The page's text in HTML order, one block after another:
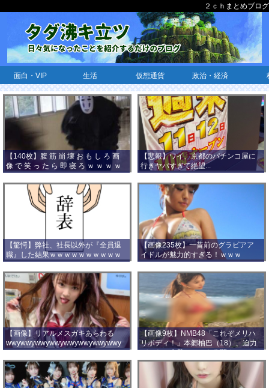
２ｃｈまとめブログ
面白・VIP 生活 仮想通貨 政治・経済
【140枚】腹 筋 崩 壊 お も し ろ 画
像 で 笑 っ た ら 即 寝 ろ ｗ ｗ ｗ ｗ
ｗ ｗ ｗ ｗ ｗ ｗ ｗ ｗ
【悲報】ワイ、京都のパチンコ屋に
行きヤバすぎて絶望...
【驚愕】弊社、社長以外が『全員退
職』した結果ｗｗｗｗｗｗｗｗｗｗ
ｗｗｗ
【画像235枚】一昔前のグラビアア
イドルが魅力的すぎる！ｗｗｗ
【画像】リアルメスガキあらわる
wwywwywwywwywwywwywwywwy
wwy
【画像9枚】NMB48「これぞメリハ
リボディ！」本郷柚巴（18）、迫力
バストの水着ショット公開！